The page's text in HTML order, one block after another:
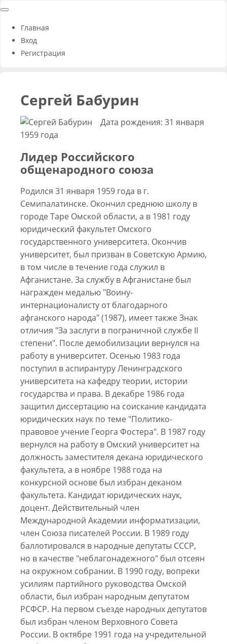
Главная
Вход
Регистрация
Сергей Бабурин
Дата рождения: 31 января
1959 года
Лидер Российского
общенародного союза
Родился 31 января 1959 года в г.
Семипалатинске. Окончил среднюю школу в
городе Таре Омской области, а в 1981 году
юридический факультет Омского
государственного университета. Окончив
университет, был призван в Советскую Армию,
в том числе в течение года служил в
Афганистане. За службу в Афганистане был
награжден медалью "Воину-
интернационалисту от благодарного
афганского народа" (1987), имеет также Знак
отличия "За заслуги в пограничной службе II
степени". После демобилизации вернулся на
работу в университет. Осенью 1983 года
поступил в аспирантуру Ленинградского
университета на кафедру теории, истории
государства и права. В декабре 1986 года
защитил диссертацию на соискание кандидата
юридических наук по теме "Политико-
правовое учение Георга Фостера". В 1987 году
вернулся на работу в Омский университет на
должность заместителя декана юридического
факультета, а в ноябре 1988 года на
конкурсной основе был избран деканом
факультета. Кандидат юридических наук,
доцент. Действительный член
Международной Академии информатизации,
член Союза писателей России. В 1989 году
баллотировался в народные депутаты СССР,
но в качестве "неблагонадежного" был отсеян
на окружном собрании. В 1990 году, вопреки
усилиям партийного руководства Омской
области, был избран народным депутатом
РСФСР. На первом съезде народных депутатов
был избран членом Верховного Совета
России. В октябре 1991 года на учредительной